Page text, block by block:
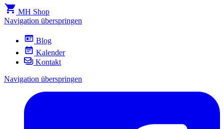
MH Shop
Navigation überspringen
Blog
Kalender
Kontakt
Navigation überspringen